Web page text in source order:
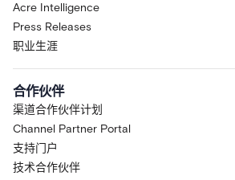
Acre Intelligence
Press Releases
职业生涯
合作伙伴
渠道合作伙伴计划
Channel Partner Portal
支持门户
技术合作伙伴